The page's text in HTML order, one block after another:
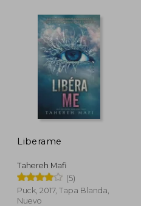
dcto.
Liberame
Tahereh Mafi
(5)
Puck, 2017, Tapa Blanda,
Nuevo